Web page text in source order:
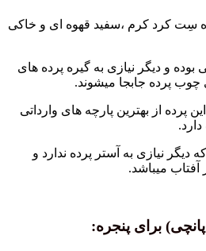
کرم ،سفید قهوه ای و خاکی
نیازی به گیره پرده های
میشوند.
پارچه های وارداتی
به آستر پرده ندارد و
پنجره: